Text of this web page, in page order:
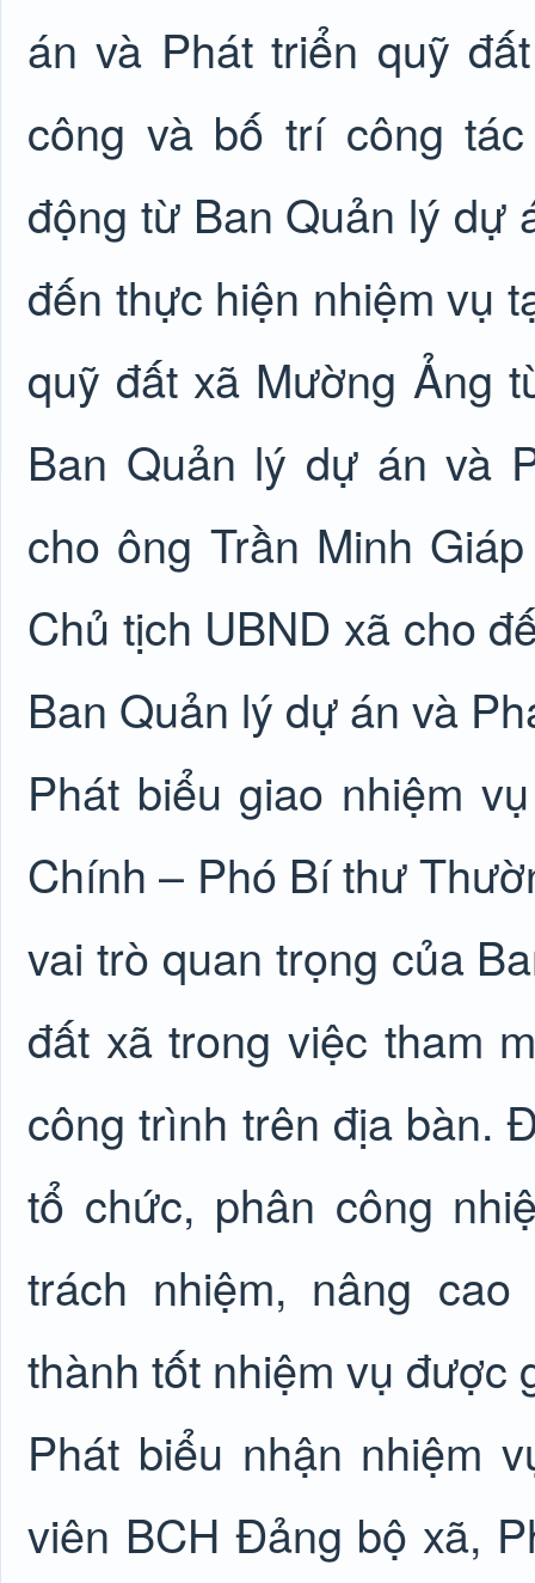
án và Phát triển quỹ
công và bố trí công
động từ Ban Quản lý dự
đến thực hiện nhiệm vụ
quỹ đất xã Mường Ảng
Ban Quản lý dự án và
cho ông Trần Minh
Chủ tịch UBND xã cho
Ban Quản lý dự án và
Phát biểu giao nhiệm
Chính – Phó Bí thư
vai trò quan trọng của
đất xã trong việc tham
công trình trên địa bàn.
tổ chức, phân công
trách nhiệm, nâng
thành tốt nhiệm vụ được
Phát biểu nhận nhiệm
viên BCH Đảng bộ xã,